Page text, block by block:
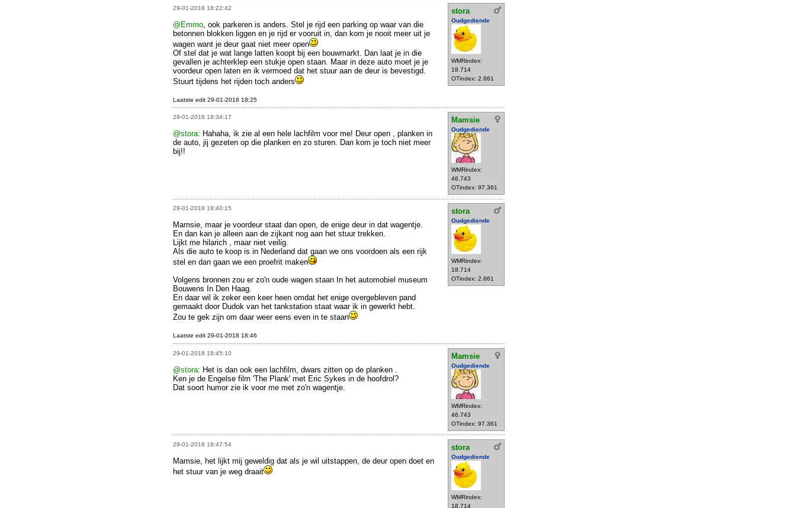
29-01-2018 18:22:42 stora
Oudgediende
WMRindex:
18.714
OTindex: 2.861
@Emmo , ook parkeren is anders. Stel je rijd een parking op waar van die
betonnen blokken liggen en je rijd er vooruit in, dan kom je nooit meer uit je
wagen want je deur gaat niet meer open
Of stel dat je wat lange latten koopt bij een bouwmarkt. Dan laat je in die
gevallen je achterklep een stukje open staan. Maar in deze auto moet je je
voordeur open laten en ik vermoed dat het stuur aan de deur is bevestigd.
Stuurt tijdens het rijden toch anders
Laatste edit 29-01-2018 18:25
29-01-2018 18:34:17 Mamsie
Oudgediende
WMRindex:
46.743
OTindex: 97.361
@stora: Hahaha, ik zie al een hele lachfilm voor me! Deur open , planken in
de auto, jij gezeten op die planken en zo sturen. Dan kom je toch niet meer
bij!!
29-01-2018 18:40:15 stora
Oudgediende
WMRindex:
18.714
OTindex: 2.861
Mamsie, maar je voordeur staat dan open, de enige deur in dat wagentje.
En dan kan je alleen aan de zijkant nog aan het stuur trekken.
Lijkt me hilarich , maar niet veilig.
Als die auto te koop is in Nederland dat gaan we ons voordoen als een rijk
stel en dan gaan we een proefrit maken
Volgens bronnen zou er zo'n oude wagen staan In het automobiel museum
Bouwens In Den Haag.
En daar wil ik zeker een keer heen omdat het enige overgebleven pand
gemaakt door Dudok van het tankstation staat waar ik in gewerkt hebt.
Zou te gek zijn om daar weer eens even in te staan
Laatste edit 29-01-2018 18:46
29-01-2018 18:45:10 Mamsie
Oudgediende
WMRindex:
46.743
OTindex: 97.361
@stora: Het is dan ook een lachfilm, dwars zitten op de planken .
Ken je de Engelse film 'The Plank' met Eric Sykes in de hoofdrol?
Dat soort humor zie ik voor me met zo'n wagentje.
29-01-2018 18:47:54 stora
Oudgediende
WMRindex:
18.714
Mamsie, het lijkt mij geweldig dat als je wil uitstappen, de deur open doet en
het stuur van je weg draait